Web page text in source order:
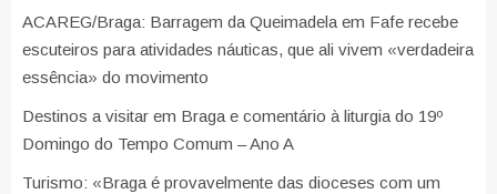
ACAREG/Braga: Barragem da Queimadela em Fafe recebe
escuteiros para atividades náuticas, que ali vivem «verdadeira
essência» do movimento
Destinos a visitar em Braga e comentário à liturgia do 19º
Domingo do Tempo Comum – Ano A
Turismo: «Braga é provavelmente das dioceses com um